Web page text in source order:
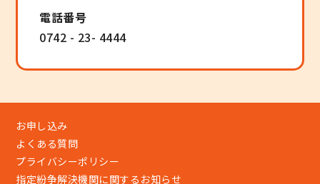
電話番号
0742 - 23- 4444
お申し込み
よくある質問
プライバシーポリシー
指定紛争解決機関に関するお知らせ